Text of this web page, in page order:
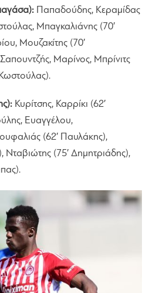
Παπαδούδης, Κεραμίδας
Μπαγκαλιάνης (70′
Μουζακίτης (70′
Μαρίνος, Μπρίνιτς
Κυρίτσης, Καρρίκι (62′
Ευαγγέλου,
(62′ Παυλάκης),
Νταβιώτης (75′ Δημητριάδης),